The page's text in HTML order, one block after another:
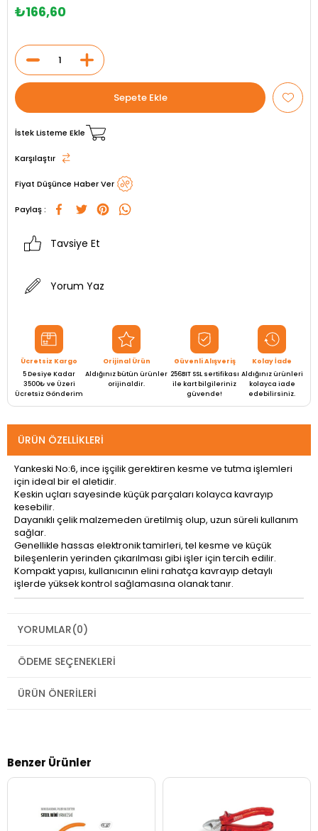
₺166,60
İstek Listeme Ekle
Karşılaştır
Fiyat Düşünce Haber Ver
Paylaş :
Tavsiye Et
Yorum Yaz
Ücretsiz Kargo
5 Desiye Kadar
3500₺ ve Üzeri
Ücretsiz Gönderim
Orijinal Ürün
Aldığınız bütün ürünler
orijinaldir.
Güvenli Alışveriş
256BIT SSL sertifikası
ile kart bilgileriniz
güvende!
Kolay İade
Aldığınız ürünleri
kolayca iade
edebilirsiniz.
ÜRÜN ÖZELLIKLERI
Yankeski No:6, ince işçilik gerektiren kesme ve tutma işlemleri
için ideal bir el aletidir.
Keskin uçları sayesinde küçük parçaları kolayca kavrayıp
kesebilir.
Dayanıklı çelik malzemeden üretilmiş olup, uzun süreli kullanım
sağlar.
Genellikle hassas elektronik tamirleri, tel kesme ve küçük
bileşenlerin yerinden çıkarılması gibi işler için tercih edilir.
Kompakt yapısı, kullanıcının elini rahatça kavrayıp detaylı
işlerde yüksek kontrol sağlamasına olanak tanır.
YORUMLAR(0)
ÖDEME SEÇENEKLERI
ÜRÜN ÖNERILERI
Benzer Ürünler